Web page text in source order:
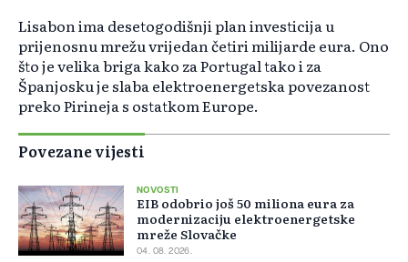
Lisabon ima desetogodišnji plan investicija u
prijenosnu mrežu vrijedan četiri milijarde eura. Ono
što je velika briga kako za Portugal tako i za
Španjosku je slaba elektroenergetska povezanost
preko Pirineja s ostatkom Europe.
Povezane vijesti
NOVOSTI
EIB odobrio još 50 miliona eura za
modernizaciju elektroenergetske
mreže Slovačke
04. 08. 2026.